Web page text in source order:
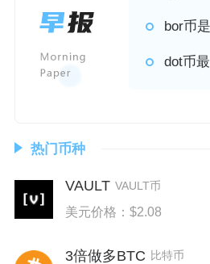
bor币
dot币
热门币种
VAULT VAULT币
美元价格：$2.08
3倍做多BTC 比特币